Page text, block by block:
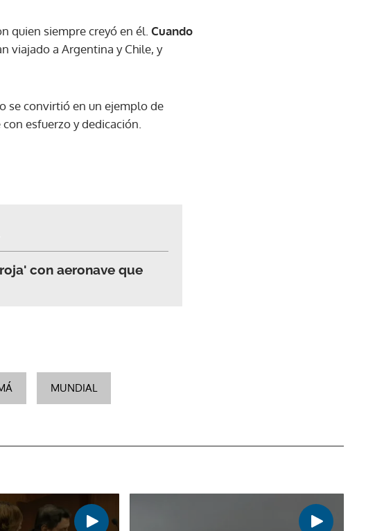
quien siempre creyó en él. Cuando
viajado a Argentina y Chile, y
se convirtió en un ejemplo de
esfuerzo y dedicación.
con aeronave que
MUNDIAL